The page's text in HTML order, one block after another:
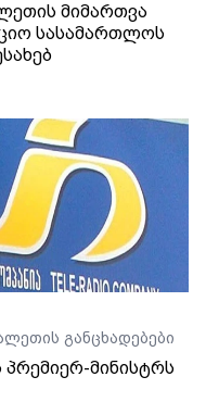
მიმართვა
სასამართლოს
განცხადებები
მინისტრს